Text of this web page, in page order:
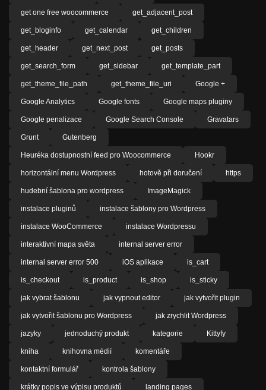
get one free woocommerce get_adjacent_post
get_bloginfo get_calendar get_children
get_header get_next_post get_posts
get_search_form get_sidebar get_template_part
get_theme_file_path get_theme_file_uri Google +
Google Analytics Google fonts Google maps pluginy
Google penalizace Google Search Console Gravatars
Grunt Gutenberg
Heuréka dostupnostní feed pro Woocommerce Hookr
horizontální menu Wordpress hotově při doručení https
hudební šablona pro wordpress ImageMagick
instalace pluginů instalace šablony pro Wordpress
instalace WooCommerce instalace Wordpressu
interaktivní mapa světa internal server error
internal server error 500 iOS aplikace is_cart
is_checkout is_product is_shop is_sticky
jak vybrat šablonu jak vypnout editor jak vytvořit plugin
jak vytvořit šablonu pro Wordpress jak zrychlit Wordpress
jazyky jednoduchý produkt kategorie Kittyfy
kniha knihovna médií komentáře
kontaktní formulář kontrola šablony
krátky popis ve výpisu produktů landing pages